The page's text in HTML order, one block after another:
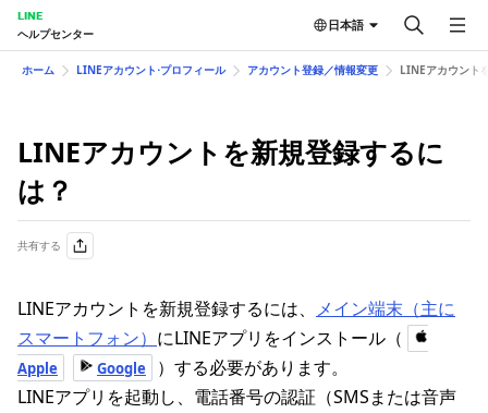
LINE
ヘルプセンター
日本語
ホーム LINEアカウント⋅プロフィール アカウント登録／情報変更 LINEアカウント
LINEアカウントを新規登録するに
は？
共有する
LINEアカウントを新規登録するには、 メイン端末（主に
スマートフォン） にLINEアプリをインストール（
Apple Google
）する必要があります。
LINEアプリを起動し、電話番号の認証（SMSまたは音声